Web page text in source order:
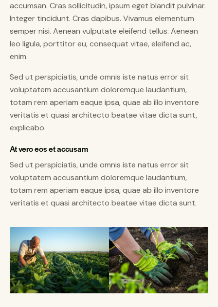
accumsan. Cras sollicitudin, ipsum eget blandit pulvinar.
Integer tincidunt. Cras dapibus. Vivamus elementum
semper nisi. Aenean vulputate eleifend tellus. Aenean
leo ligula, porttitor eu, consequat vitae, eleifend ac,
enim.
Sed ut perspiciatis, unde omnis iste natus error sit
voluptatem accusantium doloremque laudantium,
totam rem aperiam eaque ipsa, quae ab illo inventore
veritatis et quasi architecto beatae vitae dicta sunt,
explicabo.
At vero eos et accusam
Sed ut perspiciatis, unde omnis iste natus error sit
voluptatem accusantium doloremque laudantium,
totam rem aperiam eaque ipsa, quae ab illo inventore
veritatis et quasi architecto beatae vitae dicta sunt.